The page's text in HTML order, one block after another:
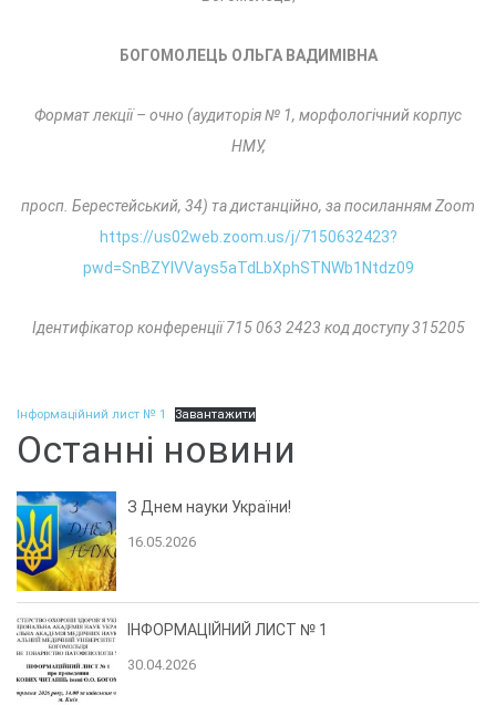
БОГОМОЛЕЦЬ ОЛЬГА ВАДИМІВНА
Формат лекції – очно (аудиторія № 1, морфологічний корпус
НМУ,
просп. Берестейський, 34) та дистанційно, за посиланнямZoom
https://us02web.zoom.us/j/7150632423?
pwd=SnBZYlVVays5aTdLbXphSTNWb1Ntdz09
Ідентифікатор конференції 715 063 2423 код доступу 315205
Інформаційний лист № 1 Завантажити
Останні новини
З Днем науки України!
16.05.2026
ІНФОРМАЦІЙНИЙ ЛИСТ № 1
30.04.2026